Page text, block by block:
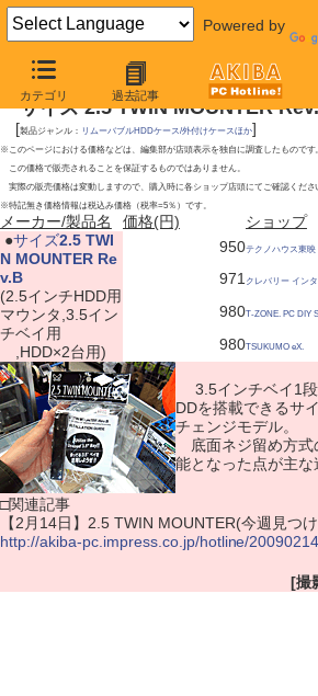
Powered by
カテゴリ 過去記事
2009年5月2日号
サイズ 2.5 TWIN MOUNTER
[製品ジャンル： リムーバブルHDDケース/外付けケースほか]
※このページにおける価格などは、編集部が店頭表示を独自に調査したものです。
この価格で販売されることを保証するものではありません。
実際の販売価格は変動しますので、購入時に各ショップ店頭にてご確認くださ
※特記無き価格情報は税込み価格（税率=5％）です。
メーカー/製品名 価格(円) ショップ
●サイズ2.5 TWI
N MOUNTER Re
v.B
(2.5インチHDD用
マウンタ,3.5イン
チベイ用
,HDD×2台用)
950テクノハウス東映
971 クレバリー イン
980T-ZONE. PC DIY
980TSUKUMO eX.
3.5インチベイ1段
DDを搭載できるサ
チェンジモデル。
底面ネジ留め方式
能となった点が主な
□関連記事
【2月14日】2.5 TWIN MOUNTER(今週見つ
http://akiba-pc.impress.co.jp/hotline/
[撮